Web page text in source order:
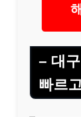
– 대
빠르